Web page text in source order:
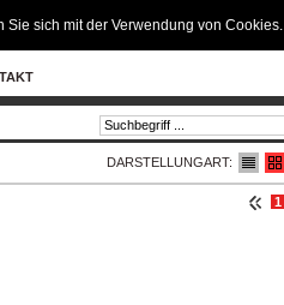
ČESKY
DARSTELLUNGART:
1
sich mit der Verwendung von Cookies.